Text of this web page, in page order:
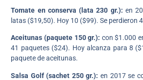
Tomate en conserva (lata 230 gr.): en
latas ($19,50). Hoy 10 ($99). Se perdieron
Aceitunas (paquete 150 gr.): con $1.000
41 paquetes ($24). Hoy alcanza para 8
paquete de aceitunas.
Salsa Golf (sachet 250 gr.): en 2017 se